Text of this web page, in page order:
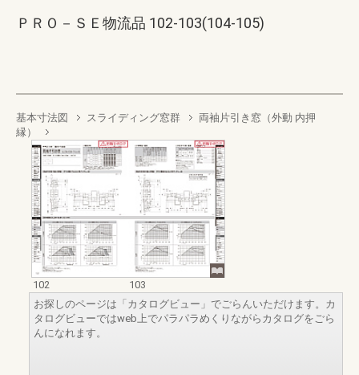
ＰＲＯ－ＳＥ物流品 102-103(104-105)
基本寸法図 スライディング窓群
両袖片引き窓（外動 内押
縁）
102
103
お探しのページは「カタログビュー」でごらんいただけます。カ
タログビューではweb上でパラパラめくりながらカタログをごら
んになれます。